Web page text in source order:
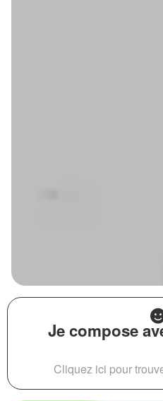
Je compose
Cliquez ici pour